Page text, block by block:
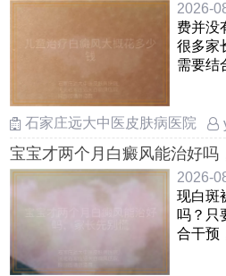
2026-
费并没
很多家
需要结
石家庄远大中医皮肤病医院
宝宝才两个月白癜风能治好吗
2026-
现白斑
吗？只
合干预